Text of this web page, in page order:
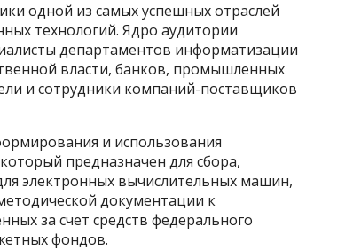
одной из самых успешных отраслей
технологий. Ядро аудитории
департаментов информатизации
власти, банков, промышленных
и сотрудники компаний-поставщиков
и использования
предназначен для сбора,
электронных вычислительных машин,
документации к
за счет средств федерального
фондов.